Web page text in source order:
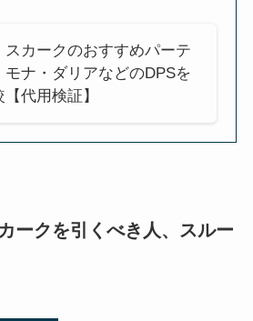
スカークのおすすめパーテ
モナ・ダリアなどのDPSを
代用検証】
ークを引くべき人、スルー